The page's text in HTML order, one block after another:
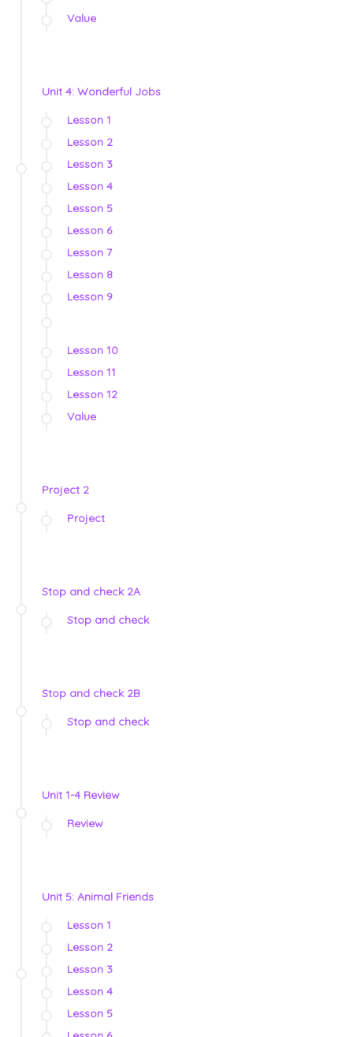
Value
Unit 4: Wonderful Jobs
Lesson 1
Lesson 2
Lesson 3
Lesson 4
Lesson 5
Lesson 6
Lesson 7
Lesson 8
Lesson 9
Lesson 10
Lesson 11
Lesson 12
Value
Project 2
Project
Stop and check 2A
Stop and check
Stop and check 2B
Stop and check
Unit 1-4 Review
Review
Unit 5: Animal Friends
Lesson 1
Lesson 2
Lesson 3
Lesson 4
Lesson 5